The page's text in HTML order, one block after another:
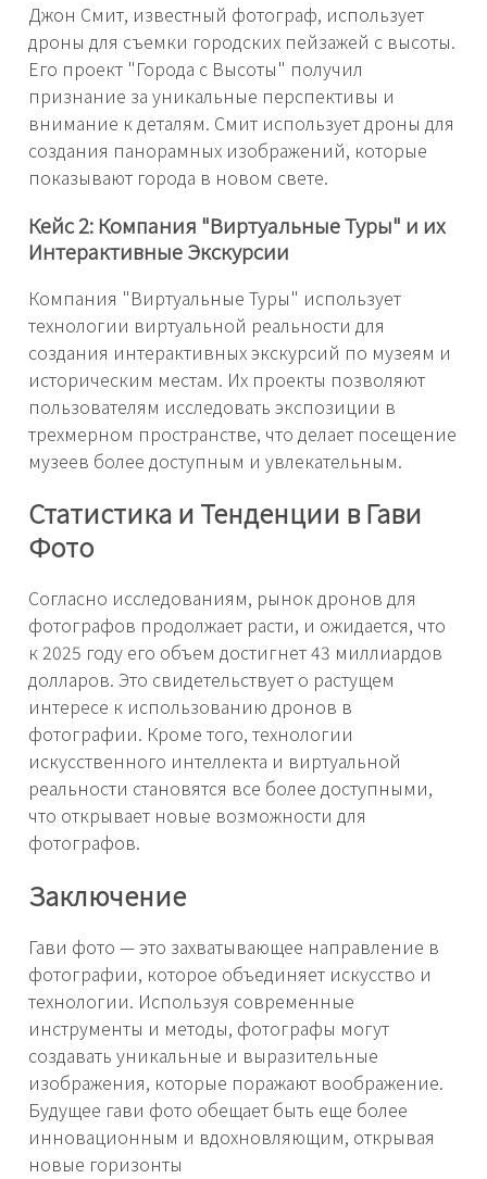
Джон Смит, известный фотограф, использует
дроны для съемки городских пейзажей с высоты.
Его проект "Города с Высоты" получил
признание за уникальные перспективы и
внимание к деталям. Смит использует дроны для
создания панорамных изображений, которые
показывают города в новом свете.
Кейс 2: Компания "Виртуальные Туры" и их
Интерактивные Экскурсии
Компания "Виртуальные Туры" использует
технологии виртуальной реальности для
создания интерактивных экскурсий по музеям и
историческим местам. Их проекты позволяют
пользователям исследовать экспозиции в
трехмерном пространстве, что делает посещение
музеев более доступным и увлекательным.
Статистика и Тенденции в Гави
Фото
Согласно исследованиям, рынок дронов для
фотографов продолжает расти, и ожидается, что
к 2025 году его объем достигнет 43 миллиардов
долларов. Это свидетельствует о растущем
интересе к использованию дронов в
фотографии. Кроме того, технологии
искусственного интеллекта и виртуальной
реальности становятся все более доступными,
что открывает новые возможности для
фотографов.
Заключение
Гави фото — это захватывающее направление в
фотографии, которое объединяет искусство и
технологии. Используя современные
инструменты и методы, фотографы могут
создавать уникальные и выразительные
изображения, которые поражают воображение.
Будущее гави фото обещает быть еще более
инновационным и вдохновляющим, открывая
новые горизонты